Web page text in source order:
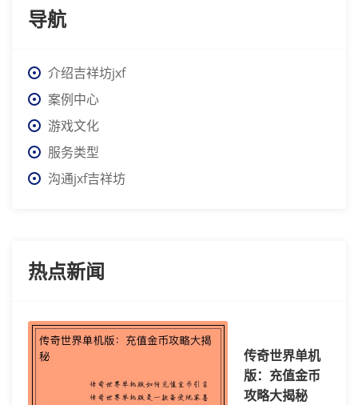
导航
介绍吉祥坊jxf
案例中心
游戏文化
服务类型
沟通jxf吉祥坊
热点新闻
传奇世界单机
版：充值金币
攻略大揭秘